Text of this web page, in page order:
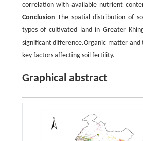
correlation with available nutrient
Conclusion The spatial distribution of
types of cultivated land in Greater
significant difference.Organic matter
key factors affecting soil fertility.
Graphical abstract